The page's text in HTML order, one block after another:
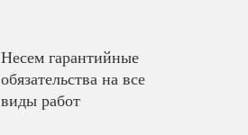
Несем гарантийные
обязательства на все
виды работ